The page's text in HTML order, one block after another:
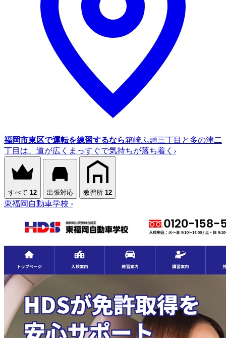
福岡市東区で運転を練習するなら箱崎ふ頭三丁目と多の津二
丁目は、道が広くまっすぐで気持ちが落ち着く ›
すべて 12 出張対応 教習所 12
東福岡自動車学校 ›